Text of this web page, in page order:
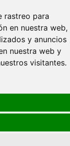
rastreo para
en nuestra web,
y anuncios
nuestra web y
visitantes.
reservados.